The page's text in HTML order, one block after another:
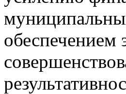
обеспечением